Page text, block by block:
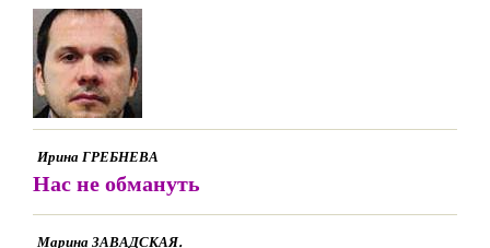
Ирина ГРЕБНЕВА
Нас не обмануть
Марина ЗАВАДСКАЯ.